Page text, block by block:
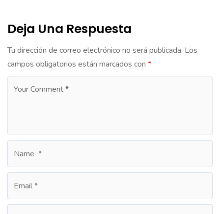
Deja Una Respuesta
Tu dirección de correo electrónico no será publicada. Los
campos obligatorios están marcados con *